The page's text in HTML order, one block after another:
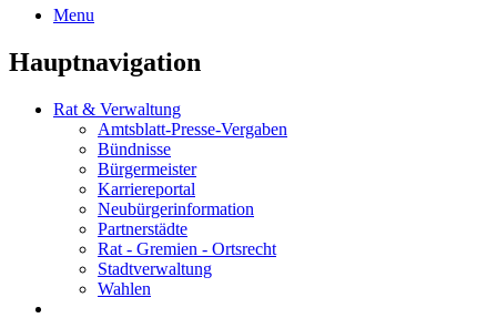
Menu
Hauptnavigation
Rat & Verwaltung
Amtsblatt-Presse-Vergaben
Bündnisse
Bürgermeister
Karriereportal
Neubürgerinformation
Partnerstädte
Rat - Gremien - Ortsrecht
Stadtverwaltung
Wahlen